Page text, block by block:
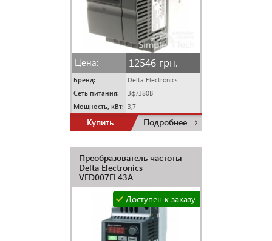
Цена: 12546 грн.
Бренд: Delta Electronics
Сеть питания: 3ф/380В
Мощность, кВт: 3,7
Купить Подробнее
Преобразователь частоты
Delta Electronics
VFD007EL43A
Доступен к заказу